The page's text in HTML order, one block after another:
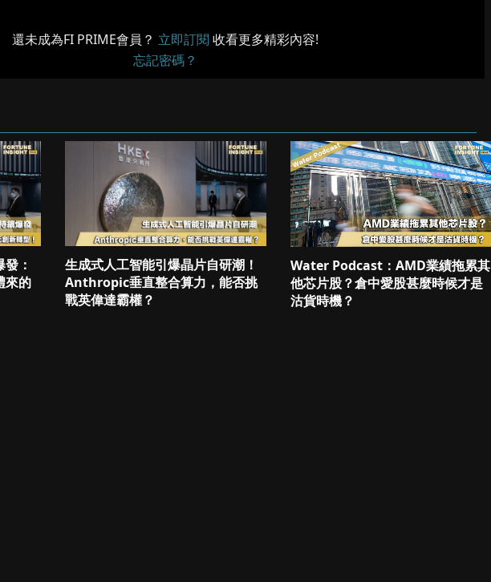
還未成為FI PRIME會員？ 立即訂閱 收看更多精彩內容!
忘記密碼？
：
來的
生成式人工智能引爆晶片自研潮！
Anthropic垂直整合算力，能否挑
戰英偉達霸權？
Water Podcast：AMD業績拖累其
他芯片股？倉中愛股甚麼時候才是
沽貨時機？